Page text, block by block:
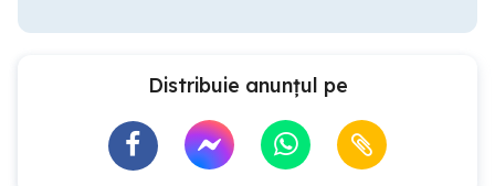
Distribuie anunțul pe